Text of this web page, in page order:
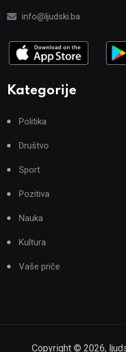
info@ljudski.ba
Kategorije
Politika
Društvo
Sport
Pozitiva
Nauka
Kultura
Vaše priče
Copyright © 2026,